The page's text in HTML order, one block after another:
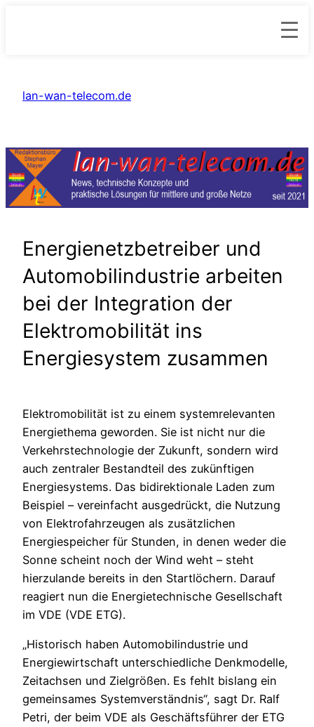
springen
lan-wan-telecom.de
Energienetzbetreiber und
Automobilindustrie arbeiten
bei der Integration der
Elektromobilität ins
Energiesystem zusammen
Elektromobilität ist zu einem systemrelevanten
Energiethema geworden. Sie ist nicht nur die
Verkehrstechnologie der Zukunft, sondern wird
auch zentraler Bestandteil des zukünftigen
Energiesystems. Das bidirektionale Laden zum
Beispiel – vereinfacht ausgedrückt, die Nutzung
von Elektrofahrzeugen als zusätzlichen
Energiespeicher für Stunden, in denen weder die
Sonne scheint noch der Wind weht – steht
hierzulande bereits in den Startlöchern. Darauf
reagiert nun die Energietechnische Gesellschaft
im VDE (VDE ETG).
„Historisch haben Automobilindustrie und
Energiewirtschaft unterschiedliche Denkmodelle,
Zeitachsen und Zielgrößen. Es fehlt bislang ein
gemeinsames Systemverständnis“, sagt Dr. Ralf
Petri, der beim VDE als Geschäftsführer der ETG